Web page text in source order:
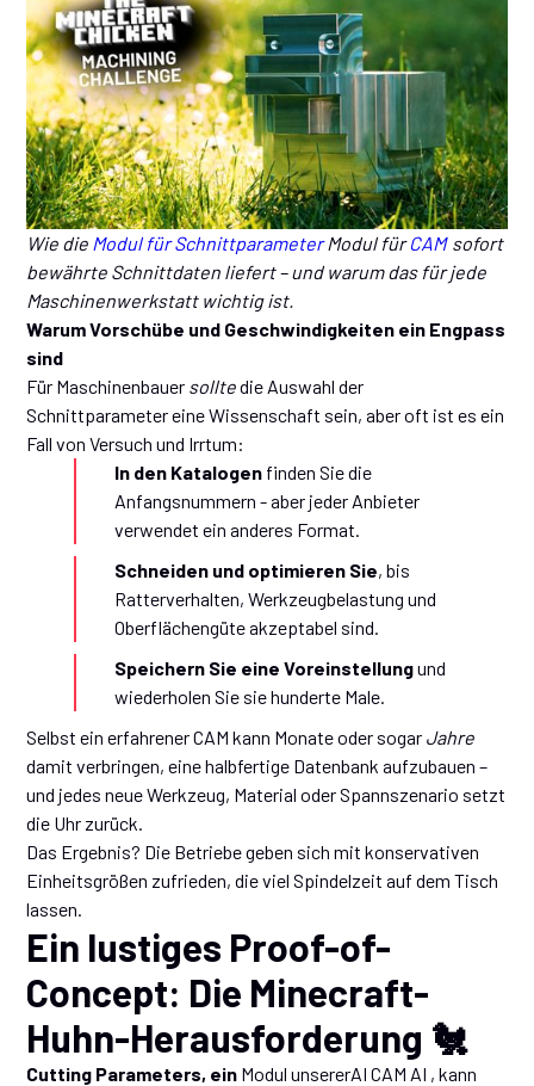
Wie die Modul für SchnittparameterModul fürCAM sofort
bewährte Schnittdaten liefert – und warum das für jede
Maschinenwerkstatt wichtig ist.
Warum Vorschübe und Geschwindigkeiten ein Engpass
sind
Für Maschinenbauer solltedie Auswahl der
Schnittparameter eine Wissenschaft sein, aber oft ist es ein
Fall von Versuch und Irrtum:
In den Katalogen finden Sie die
Anfangsnummern - aber jeder Anbieter
verwendet ein anderes Format.
Schneiden und optimieren Sie, bis
Ratterverhalten, Werkzeugbelastung und
Oberflächengüte akzeptabel sind.
Speichern Sie eine Voreinstellungund
wiederholen Sie sie hunderte Male.
Selbst ein erfahrener CAM kann Monate oder sogar Jahre
damit verbringen, eine halbfertige Datenbank aufzubauen –
und jedes neue Werkzeug, Material oder Spannszenario setzt
die Uhr zurück.
Das Ergebnis? Die Betriebe geben sich mit konservativen
Einheitsgrößen zufrieden, die viel Spindelzeit auf dem Tisch
lassen.
Ein lustiges Proof-of-
Concept: Die Minecraft-
Huhn-Herausforderung 🐔
Cutting Parameters, ein Modul unsererAI CAM AI , kann